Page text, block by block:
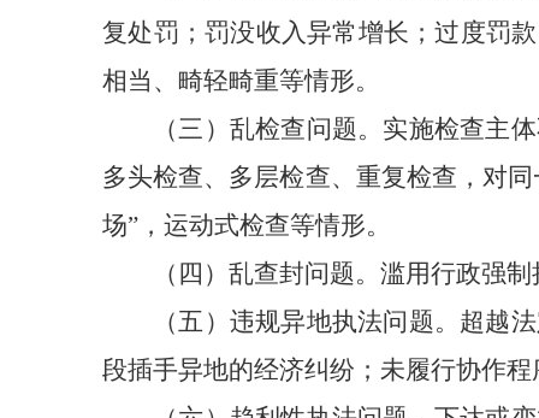
复处罚；罚没收入异常增长；过度罚
相当、畸轻畸重等情形。
（三）乱检查问题。实施检查主
多头检查、多层检查、重复检查，对
场”，运动式检查等情形。
（四）乱查封问题。滥用行政强
（五）违规异地执法问题。超越
段插手异地的经济纠纷；未履行协作